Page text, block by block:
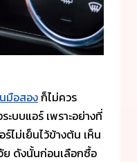
มือสองก็ไม่ควร
บบแอร์ เพราะอย่างที่
ร์ไม่เย็นไว้ข้างต้น เห็น
ย ดังนั้นก่อนเลือกซื้อ